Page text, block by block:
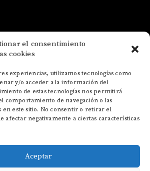
el consentimiento
cookies
experiencias, utilizamos tecnologías como
y/o acceder a la información del
de estas tecnologías nos permitirá
comportamiento de navegación o las
en este sitio. No consentir o retirar el
afectar negativamente a ciertas características
Aceptar